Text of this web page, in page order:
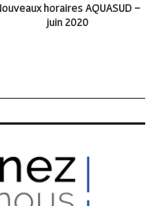
horaires AQUASUD –
juin 2020